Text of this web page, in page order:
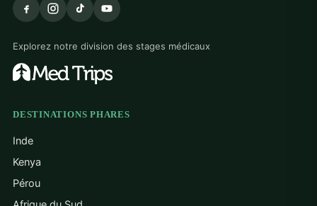
Explorez notre division des stages médicaux
DESTINATIONS PHARES
Inde
Kenya
Pérou